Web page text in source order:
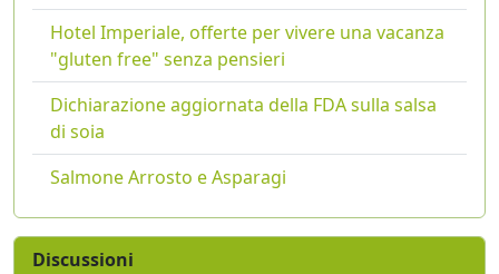
Hotel Imperiale, offerte per vivere una vacanza
"gluten free" senza pensieri
Dichiarazione aggiornata della FDA sulla salsa
di soia
Salmone Arrosto e Asparagi
Discussioni